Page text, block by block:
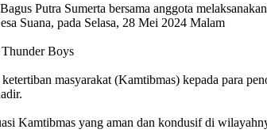
Putra Sumerta bersama anggota
Suana, pada Selasa, 28 Mei 2024 Malam
Boys
masyarakat (Kamtibmas) kepada para
Kamtibmas yang aman dan kondusif di